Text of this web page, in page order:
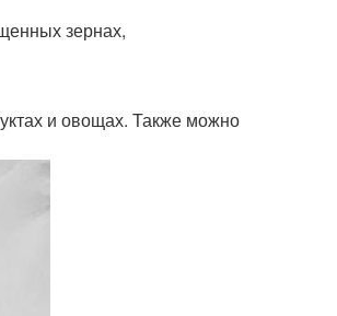
зернах,
и овощах. Также можно